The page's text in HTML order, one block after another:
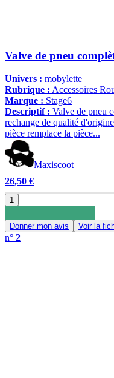
Valve de pneu
Univers : mobylette
Rubrique : Accessoires
Marque : Stage6
Descriptif : Valve de pneu
rechange de qualité
pièce remplace la pièce...
Maxiscoot
26,50 €
1
Donner mon avis Voir la
n° 2